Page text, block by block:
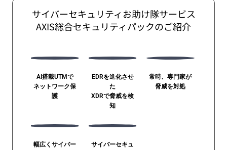
サイバーセキュリティお助け隊サービス
AXIS総合セキュリティパックのご紹介
AI搭載UTMで
ネットワーク保
護
EDRを進化させ
た
XDRで脅威を検
知
常時、専門家が
脅威を対処
幅広くサイバー
サイバーセキュ